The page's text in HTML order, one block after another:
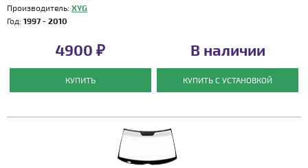
Производитель: XYG
Год: 1997 - 2010
4900 ₽
КУПИТЬ
В наличии
КУПИТЬ С УСТАНОВКОЙ